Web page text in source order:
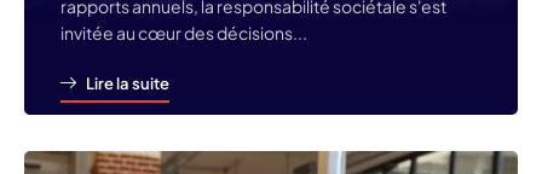
rapports annuels, la responsabilité sociétale s'est
invitée au cœur des décisions...
Lire la suite